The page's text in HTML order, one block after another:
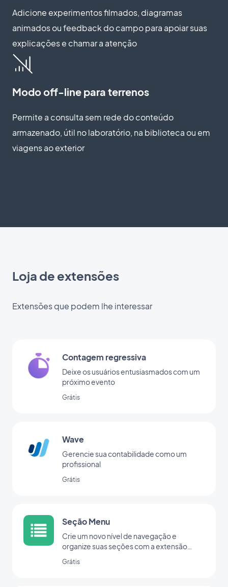
Adicione experimentos filmados, diagramas
animados ou feedback do campo para apoiar suas
explicações e chamar a atenção
Modo off-line para terrenos
Permite a consulta sem rede do conteúdo
armazenado, útil no laboratório, na biblioteca ou em
viagens ao exterior
Loja de extensões
Extensões que podem lhe interessar
Contagem regressiva
Deixe os usuários entusiasmados com um
próximo evento
Grátis
Wave
Gerencie sua contabilidade como um
profissional
Grátis
Seção Menu
Crie um novo nível de navegação e
organize suas seções com a extensão
Grátis